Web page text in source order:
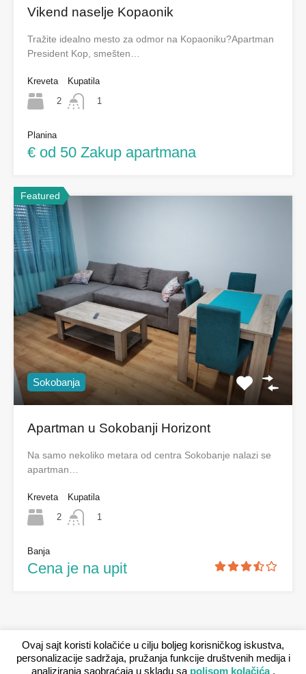
Vikend naselje Kopaonik
Tražite idealno mesto za odmor na Kopaoniku?Apartman
President Kop, smešten…
Kreveta
2
Kupatila
1
Planina
€ od 50 Zakup apartmana
Featured
Sokobanja
Apartman u Sokobanji Horizont
Na samo nekoliko metara od centra Sokobanje nalazi se
apartman…
Kreveta
2
Kupatila
1
Banja
Cena je na upit
Ovaj sajt koristi kolačiće u cilju boljeg korisničkog iskustva,
personalizacije sadržaja, pružanja funkcije društvenih medija i
analiziranja saobraćaja u skladu sa polisom kolačića.